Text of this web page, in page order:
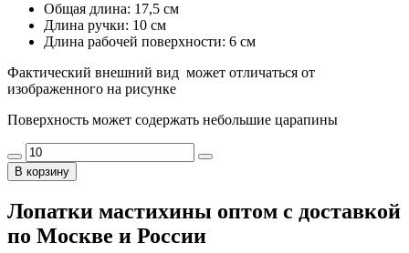
Общая длина: 17,5 см
Длина ручки: 10 см
Длина рабочей поверхности: 6 см
Фактический внешний вид может отличаться от
изображенного на рисунке
Поверхность может содержать небольшие царапины
В корзину
Лопатки мастихины оптом с доставкой
по Москве и России